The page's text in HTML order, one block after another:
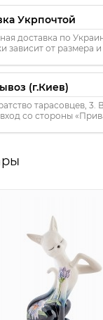
Укрпочтой
доставка по
зависит от размера
(г.Киев)
тарасовцев, 3.
со стороны